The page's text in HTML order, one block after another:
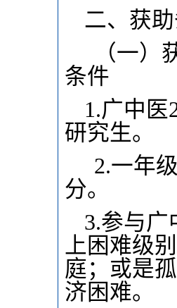
二、获
（一
条件
1.广中医
研究生。
2.一年
分。
3.参与
上困难级
庭；或是
济困难。